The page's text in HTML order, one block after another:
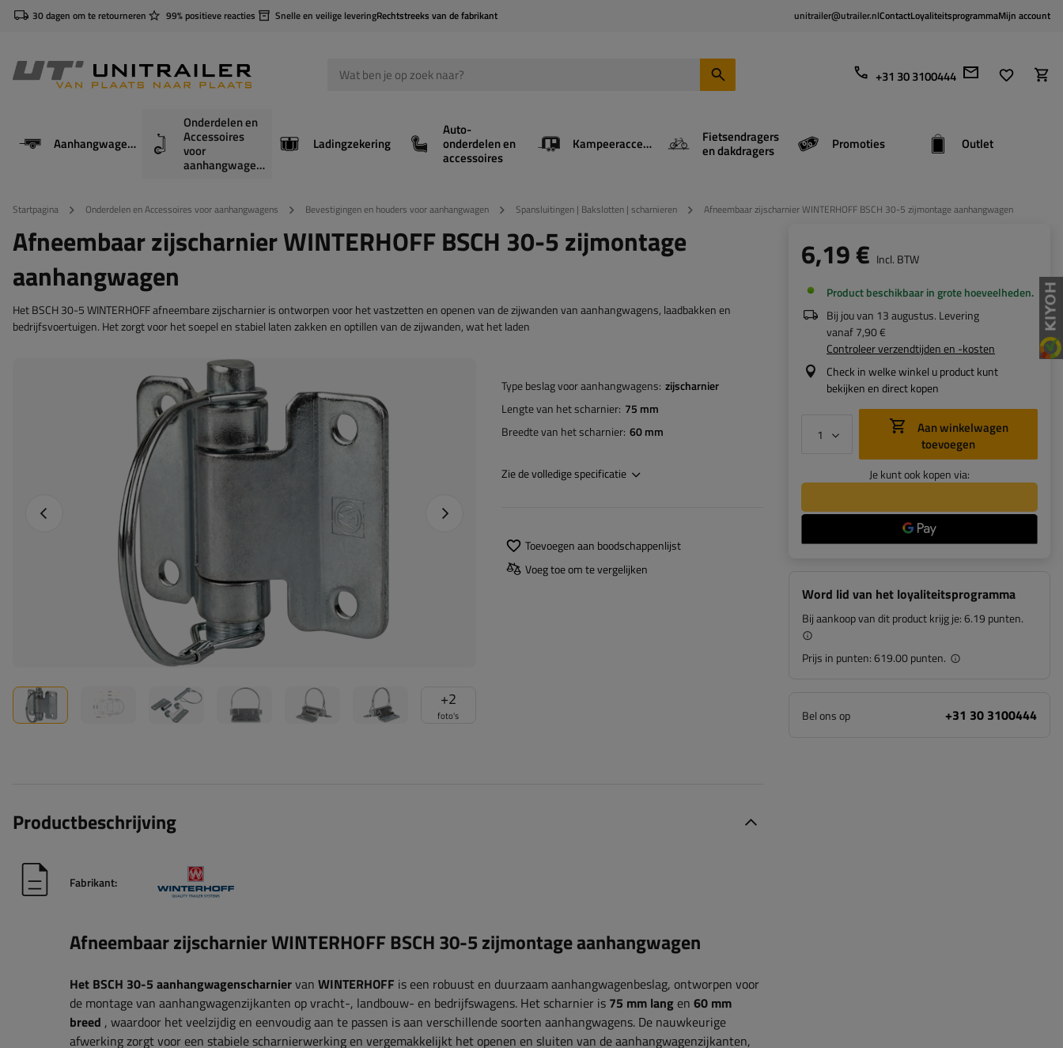
30 dagen om te retourneren 99% positieve reacties Snelle en veilige leveringRechtstreeks van de fabrikant unitrailer@utrailer.nlContactLoyaliteitsprogrammaMijn account
+31 30 3100444
Aanhangwagens
Onderdelen en
Accessoires
voor
aanhangwagens
Ladingzekering
Auto-
onderdelen en
accessoires
Kampeeraccessoires Fietsendragers
en dakdragers Promoties Outlet
Startpagina Onderdelen en Accessoires voor aanhangwagens Bevestigingen en houders voor aanhangwagen Spansluitingen | Bakslotten | scharnieren Afneembaar zijscharnier WINTERHOFF BSCH 30-5 zijmontage aanhangwagen
Afneembaar zijscharnier WINTERHOFF BSCH 30-5 zijmontage
aanhangwagen
Het BSCH 30-5 WINTERHOFF afneembare zijscharnier is ontworpen voor het vastzetten en openen van de zijwanden van aanhangwagens, laadbakken en
bedrijfsvoertuigen. Het zorgt voor het soepel en stabiel laten zakken en optillen van de zijwanden, wat het laden
+2
foto's
Vorige foto Naprawa produktu
Type beslag voor aanhangwagens zijscharnier
Lengte van het scharnier 75 mm
Breedte van het scharnier 60 mm
Zie de volledige specificatie
Toevoegen aan boodschappenlijst
Voeg toe om te vergelijken
6,19 € Incl. BTW
Product beschikbaar in grote hoeveelheden
Bij jou van 13 augustus. Levering
vanaf7,90 €
Controleer verzendtijden en -kosten
Check in welke winkel u product kunt
bekijken en direct kopen
toevoegen
Je kunt ook kopen via:
Word lid van het loyaliteitsprogramma
Bij aankoop van dit product krijg je:6.19 punten.
Prijs in punten:619.00 punten.
Bel ons op +31 30 3100444
Productbeschrijving
Fabrikant:
Afneembaar zijscharnier WINTERHOFF BSCH 30-5 zijmontage aanhangwagen
Het BSCH 30-5 aanhangwagenscharniervan WINTERHOFF is een robuust en duurzaam aanhangwagenbeslag, ontworpen voor
de montage van aanhangwagenzijkanten op vracht-, landbouw- en bedrijfswagens. Het scharnier is 75 mm lang en 60 mm
breed , waardoor het veelzijdig en eenvoudig aan te passen is aan verschillende soorten aanhangwagens. De nauwkeurige
afwerking zorgt voor een stabiele scharnierwerking en vergemakkelijkt het openen en sluiten van de aanhangwagenzijkanten,